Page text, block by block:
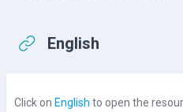
English
Click on English to open the